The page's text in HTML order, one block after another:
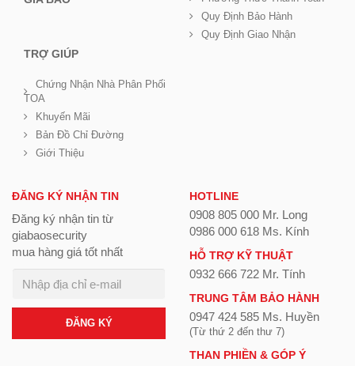
Quy Định Bảo Hành
Quy Định Giao Nhận
TRỢ GIÚP
Chứng Nhận Nhà Phân Phối
TOA
Khuyến Mãi
Bản Đồ Chỉ Đường
Giới Thiệu
ĐĂNG KÝ NHẬN TIN
Đăng ký nhận tin từ
giabaosecurity
mua hàng giá tốt nhất
ĐĂNG KÝ
HOTLINE
0908 805 000 Mr. Long
0986 000 618 Ms. Kính
HỖ TRỢ KỸ THUẬT
0932 666 722 Mr. Tính
TRUNG TÂM BẢO HÀNH
0947 424 585 Ms. Huyền
(Từ thứ 2 đến thư 7)
THAN PHIỀN & GÓP Ý